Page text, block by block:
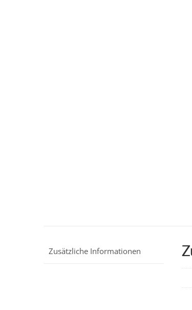
Zusätzliche Informationen